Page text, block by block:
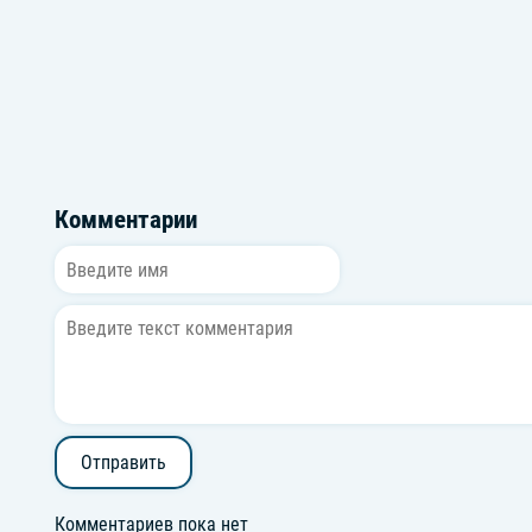
Комментарии
Отправить
Комментариев пока нет